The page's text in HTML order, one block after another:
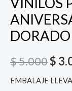
DORADO
$5.000$
EMBALAJE